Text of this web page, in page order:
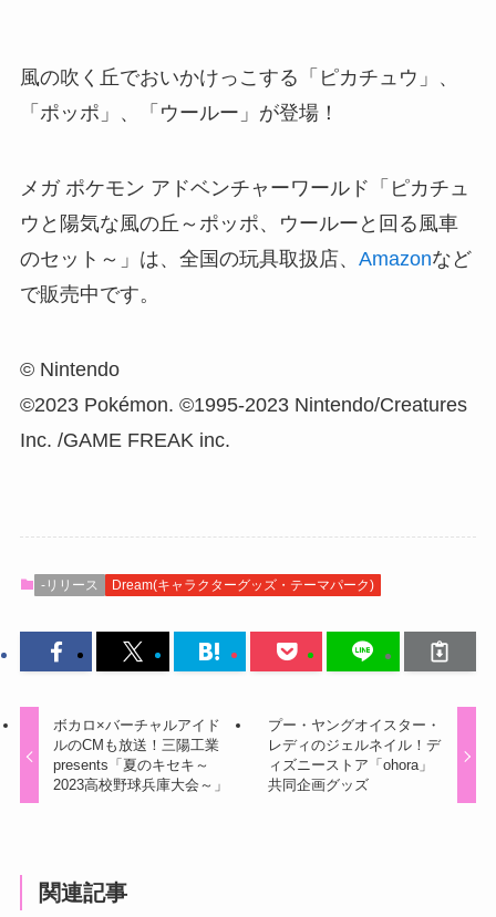
風の吹く丘でおいかけっこする「ピカチュウ」、
「ポッポ」、「ウールー」が登場！
メガ ポケモン アドベンチャーワールド「ピカチュ
ウと陽気な風の丘～ポッポ、ウールーと回る風車
のセット～」は、全国の玩具取扱店、 Amazonなど
で販売中です。
© Nintendo
©2023 Pokémon. ©1995-2023 Nintendo/Creatures
Inc. /GAME FREAK inc.
-リリース Dream(キャラクターグッズ・テーマパーク)
ボカロ×バーチャルアイド
ルのCMも放送！三陽工業
presents「夏のキセキ～
2023高校野球兵庫大会～」
プー・ヤングオイスター・
レディのジェルネイル！デ
ィズニーストア「ohora」
共同企画グッズ
関連記事